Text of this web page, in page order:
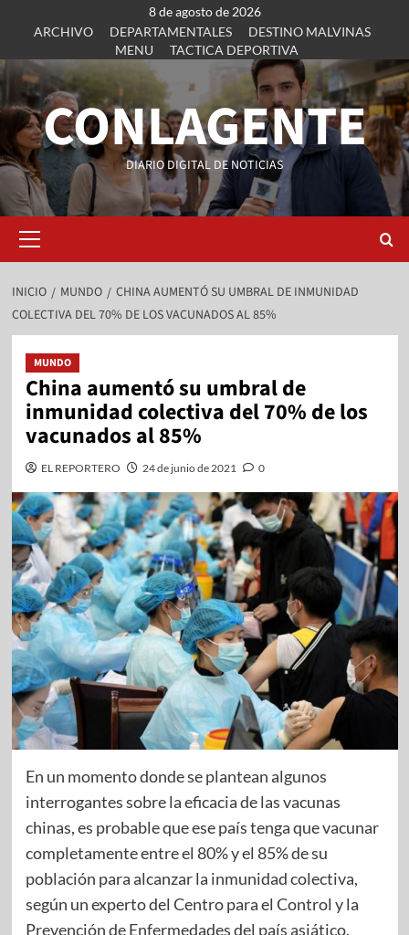
8 de agosto de 2026
ARCHIVO
DEPARTAMENTALES
DESTINO MALVINAS
MENU
TACTICA DEPORTIVA
CONLAGENTE
DIARIO DIGITAL DE NOTICIAS
INICIO MUNDO
CHINA AUMENTÓ SU UMBRAL DE INMUNIDAD
COLECTIVA DEL 70% DE LOS VACUNADOS AL 85%
MUNDO
China aumentó su umbral de
inmunidad colectiva del 70% de los
vacunados al 85%
EL REPORTERO 24 de junio de 2021 0
En un momento donde se plantean algunos
interrogantes sobre la eficacia de las vacunas
chinas, es probable que ese país tenga que vacunar
completamente entre el 80% y el 85% de su
población para alcanzar la inmunidad colectiva,
según un experto del Centro para el Control y la
Prevención de Enfermedades del país asiático.